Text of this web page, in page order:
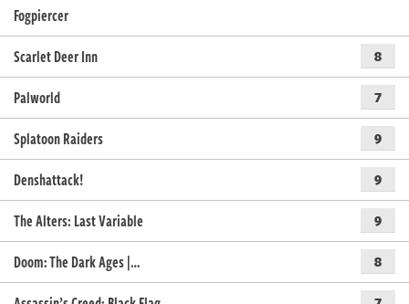
Fogpiercer
Scarlet Deer Inn
8
Palworld 7
Splatoon Raiders 9
Denshattack! 9
The Alters: Last Variable 9
Doom: The Dark Ages |… 8